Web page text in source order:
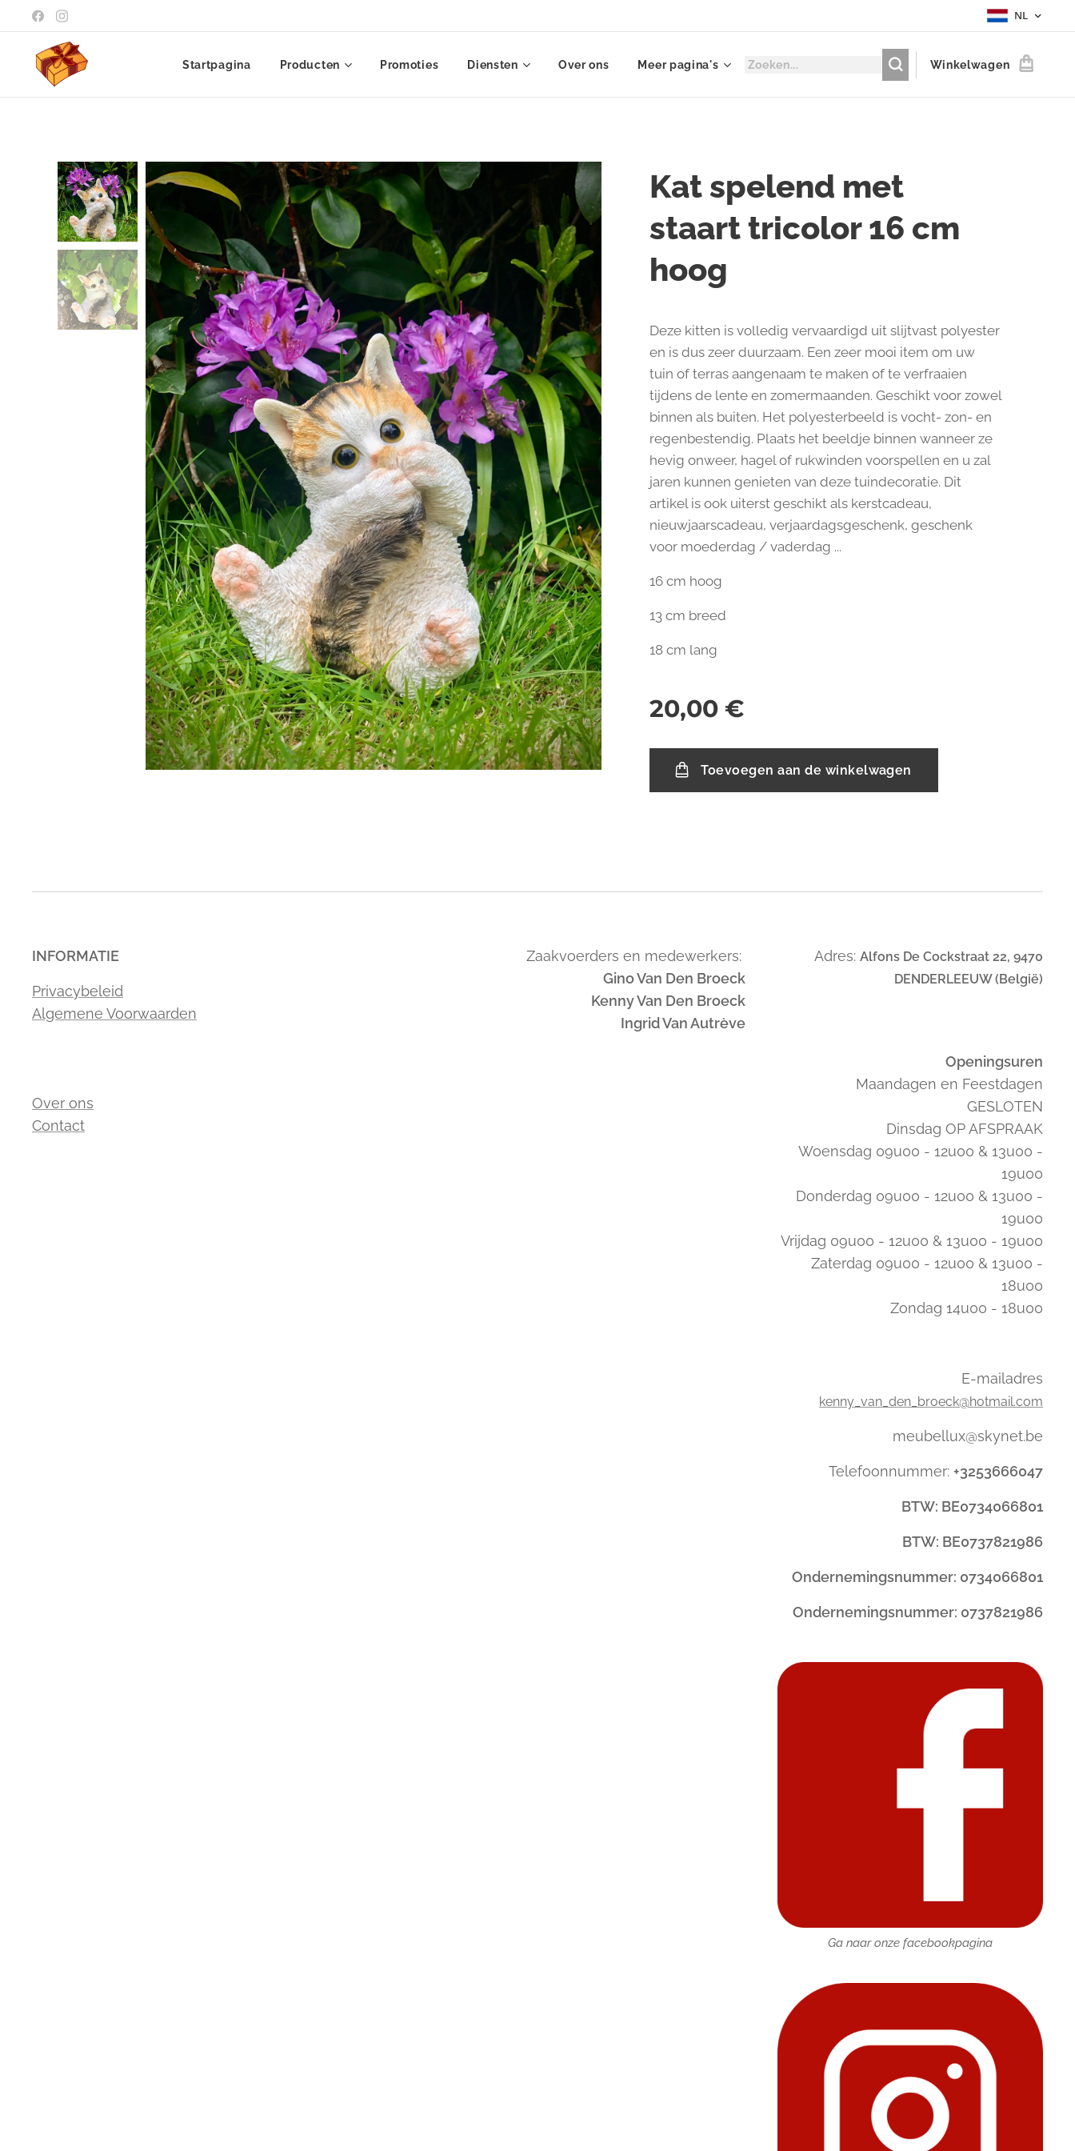
NL
Startpagina Producten Promoties Diensten Over ons Meer pagina's Winkelwagen
Kat spelend met
staart tricolor 16 cm
hoog
Deze kitten is volledig vervaardigd uit slijtvast polyester
en is dus zeer duurzaam. Een zeer mooi item om uw
tuin of terras aangenaam te maken of te verfraaien
tijdens de lente en zomermaanden. Geschikt voor zowel
binnen als buiten. Het polyesterbeeld is vocht- zon- en
regenbestendig. Plaats het beeldje binnen wanneer ze
hevig onweer, hagel of rukwinden voorspellen en u zal
jaren kunnen genieten van deze tuindecoratie. Dit
artikel is ook uiterst geschikt als kerstcadeau,
nieuwjaarscadeau, verjaardagsgeschenk, geschenk
voor moederdag / vaderdag ...
16 cm hoog
13 cm breed
18 cm lang
20,00 €
Toevoegen aan de winkelwagen
INFORMATIE
Privacybeleid
Algemene Voorwaarden
Over ons
Contact
Zaakvoerders en medewerkers:
Gino Van Den Broeck
Kenny Van Den Broeck
Ingrid Van Autrève
Adres: Alfons De Cockstraat 22, 9470
DENDERLEEUW (België)
Openingsuren
Maandagen en Feestdagen
GESLOTEN
Dinsdag OP AFSPRAAK
Woensdag 09u00 - 12u00 & 13u00 -
19u00
Donderdag 09u00 - 12u00 & 13u00 -
19u00
Vrijdag 09u00 - 12u00 & 13u00 - 19u00
Zaterdag 09u00 - 12u00 & 13u00 -
18u00
Zondag 14u00 - 18u00
E-mailadres
kenny_van_den_broeck@hotmail.com
meubellux@skynet.be
Telefoonnummer: +3253666047
BTW: BE0734066801
BTW: BE0737821986
Ondernemingsnummer: 0734066801
Ondernemingsnummer: 0737821986
Ga naar onze facebookpagina